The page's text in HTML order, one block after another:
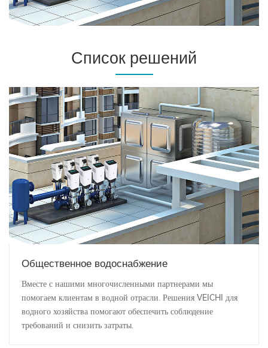
Список решений
Общественное водоснабжение
Вместе с нашими многочисленными партнерами мы
помогаем клиентам в водной отрасли. Решения VEICHI для
водного хозяйства помогают обеспечить соблюдение
требований и снизить затраты.